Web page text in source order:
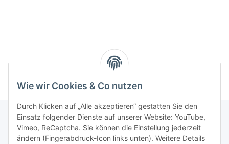
Informationen
Wie wir Cookies & Co nutzen
Durch Klicken auf „Alle akzeptieren“ gestatten Sie den
Einsatz folgender Dienste auf unserer Website: YouTube,
Vimeo, ReCaptcha. Sie können die Einstellung jederzeit
ändern (Fingerabdruck-Icon links unten). Weitere Details